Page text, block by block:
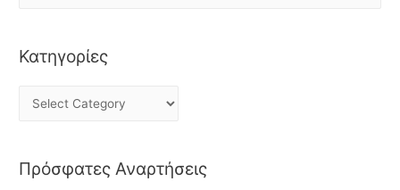
Κατηγορίες
Πρόσφατες Αναρτήσεις